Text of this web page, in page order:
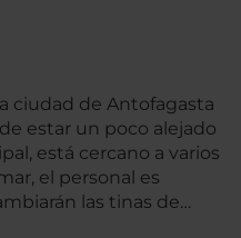
ciudad de Antofagasta
estar un poco alejado
está cercano a varios
el personal es
las tinas de
planas o en su